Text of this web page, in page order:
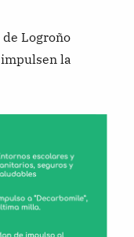
Logroño
la